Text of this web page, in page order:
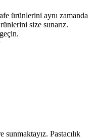
ürünlerini aynı zamanda
size sunarız.
Pastacılık